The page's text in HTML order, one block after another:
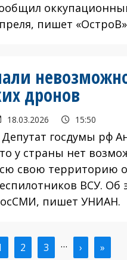
пишет
дронов
18.03.2026 15:50
Депутат госдумы рф
у страны нет
свою территорию
ВСУ.
пишет УНИАН.
Страница
2 Страница
3 …
страница
› »